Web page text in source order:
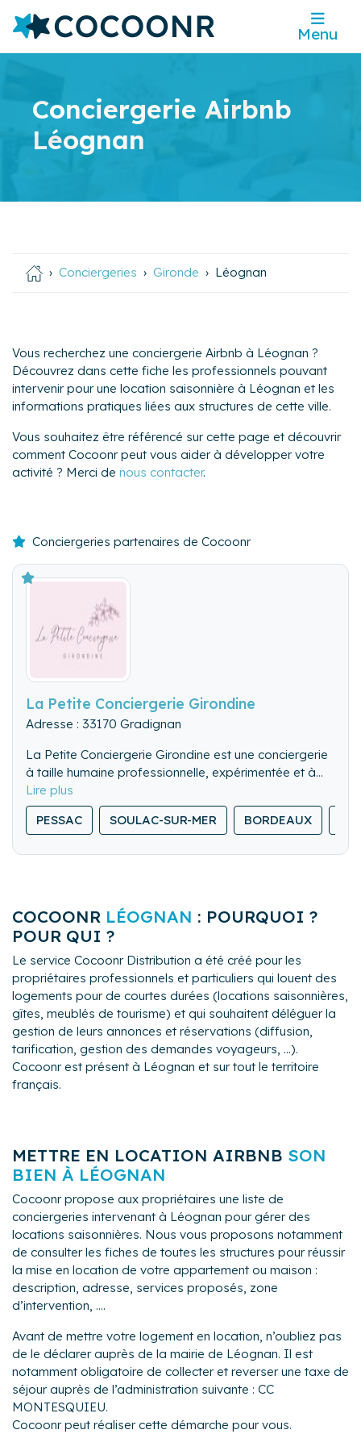
Menu
Conciergerie Airbnb
Léognan
Conciergeries Gironde Léognan
Vous recherchez une conciergerie Airbnb à Léognan ?
Découvrez dans cette fiche les professionnels pouvant
intervenir pour une location saisonnière à Léognan et les
informations pratiques liées aux structures de cette ville.
Vous souhaitez être référencé sur cette page et découvrir
comment Cocoonr peut vous aider à développer votre
activité ? Merci de nous contacter.
Conciergeries partenaires de Cocoonr
La Petite Conciergerie Girondine
Adresse : 33170 Gradignan
La Petite Conciergerie Girondine est une conciergerie
à taille humaine professionnelle, expérimentée et à
l'écoute de nos clients. Nous accordons un soin tout
particulier et sur mesure à nos clients. Nous réalisons
tous les projets de manière efficace et dans les
PESSAC SOULAC-SUR-MER BORDEAUX
COCOONR LÉOGNAN : POURQUOI ?
POUR QUI ?
Le service Cocoonr Distribution a été créé pour les
propriétaires professionnels et particuliers qui louent des
logements pour de courtes durées (locations saisonnières,
gîtes, meublés de tourisme) et qui souhaitent déléguer la
gestion de leurs annonces et réservations (diffusion,
tarification, gestion des demandes voyageurs, ...).
Cocoonr est présent à Léognan et sur tout le territoire
français.
METTRE EN LOCATION AIRBNB SON
BIEN À LÉOGNAN
Cocoonr propose aux propriétaires une liste de
conciergeries intervenant à Léognan pour gérer des
locations saisonnières. Nous vous proposons notamment
de consulter les fiches de toutes les structures pour réussir
la mise en location de votre appartement ou maison :
description, adresse, services proposés, zone
d’intervention, ....
Avant de mettre votre logement en location, n’oubliez pas
de le déclarer auprès de la mairie de Léognan. Il est
notamment obligatoire de collecter et reverser une taxe de
séjour auprès de l’administration suivante : CC
MONTESQUIEU.
Cocoonr peut réaliser cette démarche pour vous.